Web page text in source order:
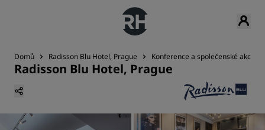
Domů Radisson Blu Hotel, Prague Konference a společenské akce
Radisson Blu Hotel, Prague